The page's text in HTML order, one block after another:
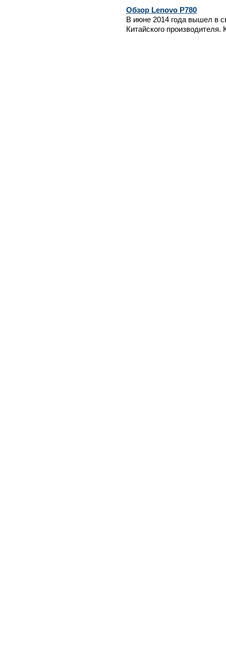
Обзор Lenovo P780
В июне 2014 года вышел в
Китайского производителя.